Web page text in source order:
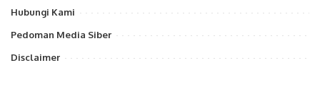
Hubungi Kami
Pedoman Media Siber
Disclaimer